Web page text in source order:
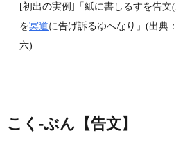
[初出の実例]「紙に書しるすを告文(
を冥道に告げ訴るゆへなり」(出典：
六)
こく‐ぶん【告文】